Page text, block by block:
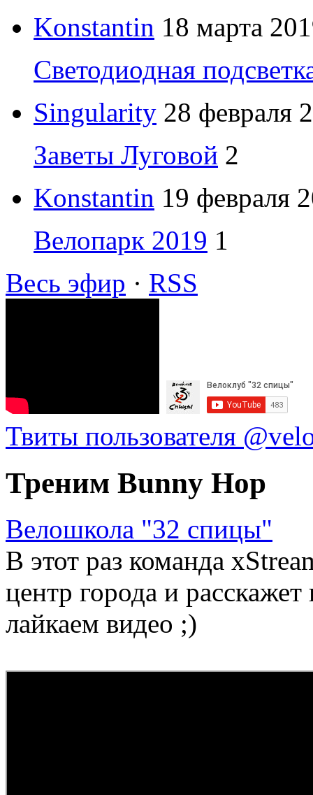
Konstantin 18 марта
Светодиодная
Singularity 28 февраля
Заветы Луговой 2
Konstantin 19 февраля
Велопарк 2019 1
Весь эфир · RSS
Твиты пользователя
Треним Bunny Hop
Велошкола "32 спицы"
В этот раз команда
центр города и
лайкаем видео ;)